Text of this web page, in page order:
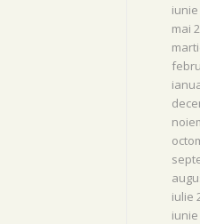
iunie
mai
iulie
iunie